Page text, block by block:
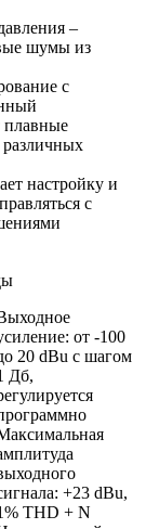
–
шумы из
с
плавные
настройку и
с
от -100
20 dBu с шагом
Дб,
+23 dBu,
THD + N